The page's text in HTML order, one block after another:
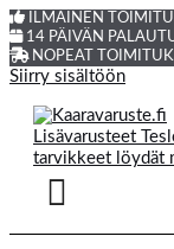
ILMAINEN
14 PÄIVÄN
NOPEAT
Siirry sisältöön